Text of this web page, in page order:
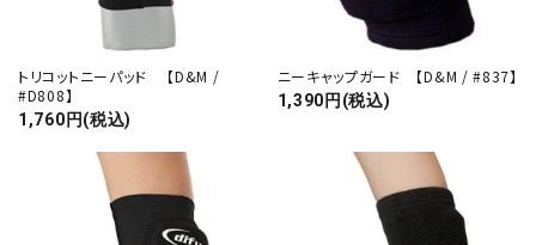
トリコットニーパッド 【D&M /
#D808】
1,760円(税込)
ニーキャップガード 【D&M / #837】
1,390円(税込)